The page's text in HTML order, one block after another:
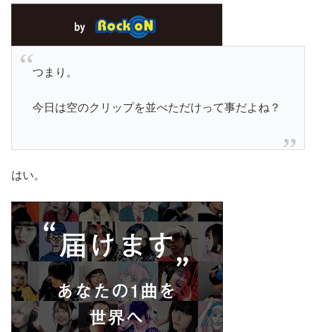
つまり。
今日は空のクリップを並べただけって事だよね？
はい。